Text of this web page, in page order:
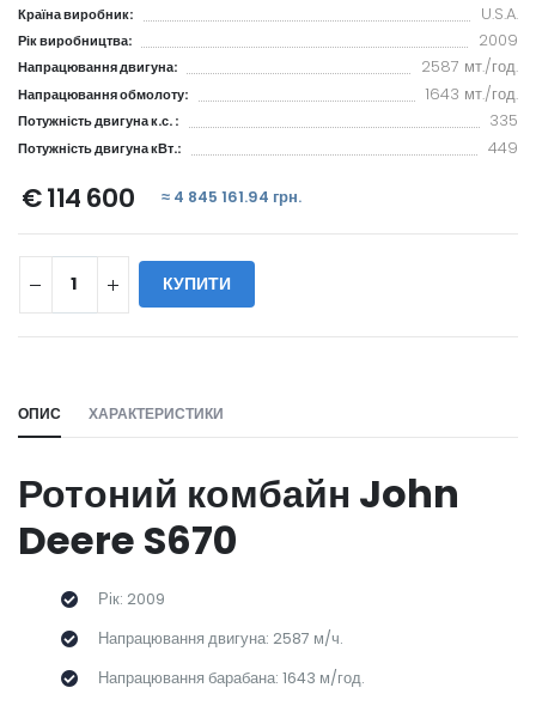
Країна виробник: U.S.A.
Рік виробництва: 2009
Напрацювання двигуна: 2587 мт./год.
Напрацювання обмолоту: 1643 мт./год.
Потужність двигуна к.с. : 335
Потужність двигуна кВт.: 449
€ 114 600 ≈ 4 845 161.94 грн.
КУПИТИ
ОПИС ХАРАКТЕРИСТИКИ
Ротоний комбайн John
Deere S670
Рік: 2009
Напрацювання двигуна: 2587 м/ч.
Напрацювання барабана: 1643 м/год.